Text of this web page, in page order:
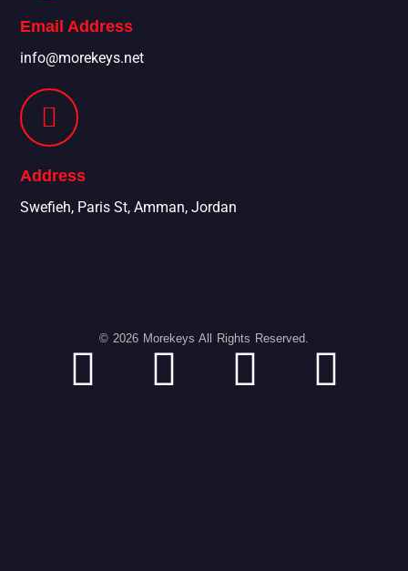
Email Address
info@morekeys.net
Address
Swefieh, Paris St, Amman, Jordan
© 2026 Morekeys All Rights Reserved.